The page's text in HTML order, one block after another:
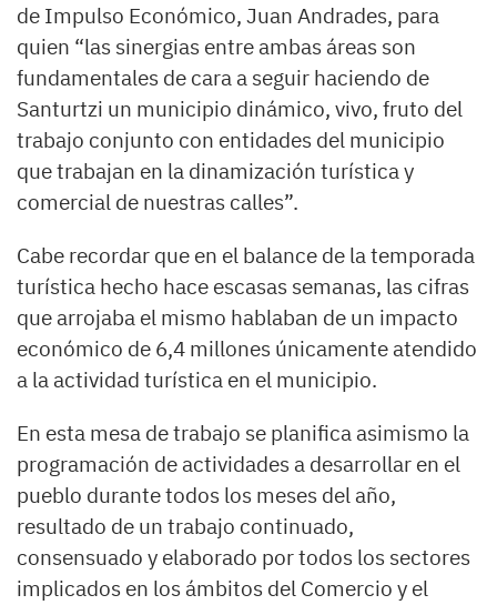
de Impulso Económico, Juan Andrades, para
quien “las sinergias entre ambas áreas son
fundamentales de cara a seguir haciendo de
Santurtzi un municipio dinámico, vivo, fruto del
trabajo conjunto con entidades del municipio
que trabajan en la dinamización turística y
comercial de nuestras calles”.
Cabe recordar que en el balance de la temporada
turística hecho hace escasas semanas, las cifras
que arrojaba el mismo hablaban de un impacto
económico de 6,4 millones únicamente atendido
a la actividad turística en el municipio.
En esta mesa de trabajo se planifica asimismo la
programación de actividades a desarrollar en el
pueblo durante todos los meses del año,
resultado de un trabajo continuado,
consensuado y elaborado por todos los sectores
implicados en los ámbitos del Comercio y el